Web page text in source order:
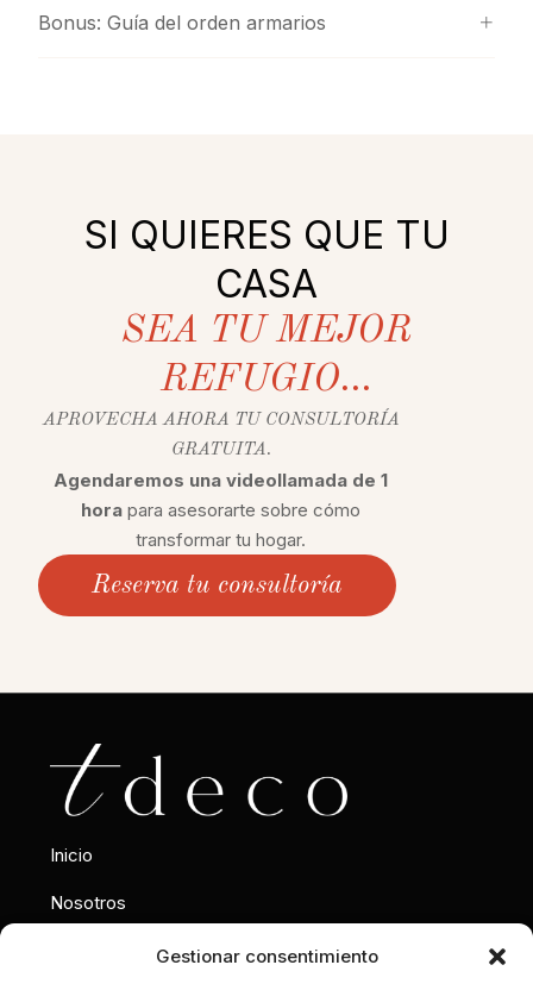
Gestionar consentimiento
Bonus: Guía del orden armarios
SI QUIERES QUE TU
CASA
SEA TU MEJOR
REFUGIO...
APROVECHA AHORA TU CONSULTORÍA
GRATUITA.
Agendaremos una videollamada de 1
hora para asesorarte sobre cómo
transformar tu hogar.
Reserva tu consultoría
Inicio
Nosotros